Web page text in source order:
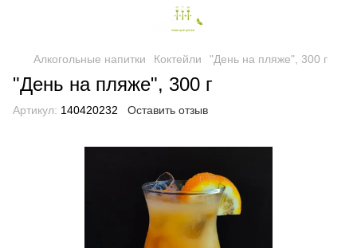
Алкогольные напитки Коктейли "День на пляже", 300 г
"День на пляже", 300 г
Артикул: 140420232 Оставить отзыв